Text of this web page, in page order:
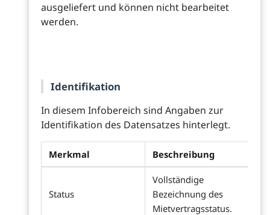
ausgeliefert und können nicht bearbeitet
werden.
Identifikation
In diesem Infobereich sind Angaben zur
Identifikation des Datensatzes hinterlegt.
Merkmal Beschreibung
Status
Vollständige
Bezeichnung des
Mietvertragsstatus.